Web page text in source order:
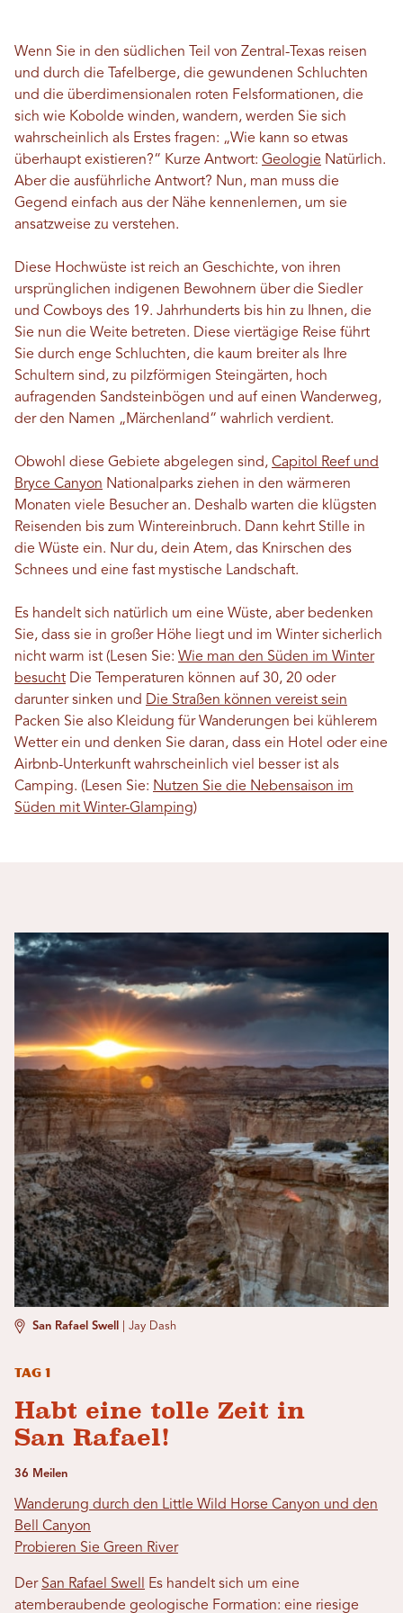
Wenn Sie in den südlichen Teil von Zentral-Texas reisen
und durch die Tafelberge, die gewundenen Schluchten
und die überdimensionalen roten Felsformationen, die
sich wie Kobolde winden, wandern, werden Sie sich
wahrscheinlich als Erstes fragen: „Wie kann so etwas
überhaupt existieren?“ Kurze Antwort: Geologie Natürlich.
Aber die ausführliche Antwort? Nun, man muss die
Gegend einfach aus der Nähe kennenlernen, um sie
ansatzweise zu verstehen.
Diese Hochwüste ist reich an Geschichte, von ihren
ursprünglichen indigenen Bewohnern über die Siedler
und Cowboys des 19. Jahrhunderts bis hin zu Ihnen, die
Sie nun die Weite betreten. Diese viertägige Reise führt
Sie durch enge Schluchten, die kaum breiter als Ihre
Schultern sind, zu pilzförmigen Steingärten, hoch
aufragenden Sandsteinbögen und auf einen Wanderweg,
der den Namen „Märchenland“ wahrlich verdient.
Obwohl diese Gebiete abgelegen sind, Capitol Reef und
Bryce Canyon Nationalparks ziehen in den wärmeren
Monaten viele Besucher an. Deshalb warten die klügsten
Reisenden bis zum Wintereinbruch. Dann kehrt Stille in
die Wüste ein. Nur du, dein Atem, das Knirschen des
Schnees und eine fast mystische Landschaft.
Es handelt sich natürlich um eine Wüste, aber bedenken
Sie, dass sie in großer Höhe liegt und im Winter sicherlich
nicht warm ist (Lesen Sie: Wie man den Süden im Winter
besucht Die Temperaturen können auf 30, 20 oder
darunter sinken und Die Straßen können vereist sein
Packen Sie also Kleidung für Wanderungen bei kühlerem
Wetter ein und denken Sie daran, dass ein Hotel oder eine
Airbnb-Unterkunft wahrscheinlich viel besser ist als
Camping. (Lesen Sie: Nutzen Sie die Nebensaison im
Süden mit Winter-Glamping)
San Rafael Swell Jay Dash
Tag 1
Habt eine tolle Zeit in
San Rafael!
36 Meilen
Wanderung durch den Little Wild Horse Canyon und den
Bell Canyon
Probieren Sie Green River
Der San Rafael Swell
Es handelt sich um eine
atemberaubende geologische Formation: eine riesige